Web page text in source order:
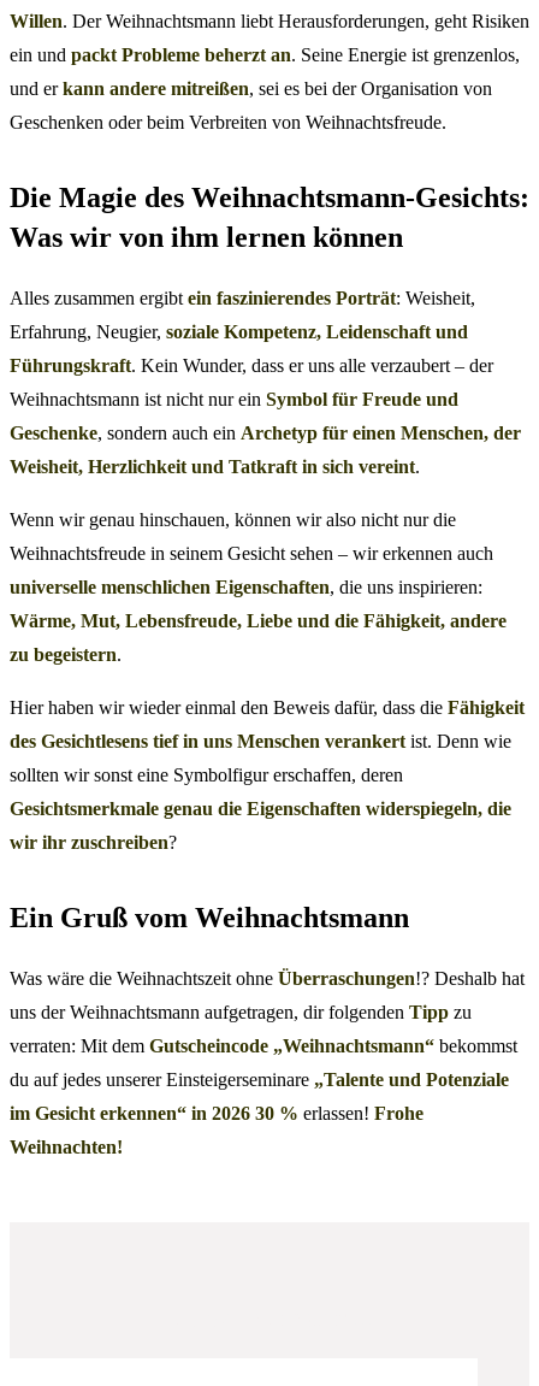
Willen. Der Weihnachtsmann liebt Herausforderungen, geht Risiken
ein und packt Probleme beherzt an. Seine Energie ist grenzenlos,
und erkann andere mitreißen, sei es bei der Organisation von
Geschenken oder beim Verbreiten von Weihnachtsfreude.
Die Magie des Weihnachtsmann-Gesichts:
Was wir von ihm lernen können
Alles zusammen ergibt ein faszinierendes Porträt: Weisheit,
Erfahrung, Neugier, soziale Kompetenz, Leidenschaft und
Führungskraft. Kein Wunder, dass er uns alle verzaubert – der
Weihnachtsmann ist nicht nur ein Symbol für Freude und
Geschenke, sondern auch ein Archetyp für einen Menschen, der
Weisheit, Herzlichkeit und Tatkraft in sich vereint.
Wenn wir genau hinschauen, können wir also nicht nur die
Weihnachtsfreude in seinem Gesicht sehen – wir erkennen auch
universelle menschlichen Eigenschaften, die uns inspirieren:
Wärme, Mut, Lebensfreude, Liebe und die Fähigkeit, andere
zu begeistern.
Hier haben wir wieder einmal den Beweis dafür, dass die Fähigkeit
des Gesichtlesens tief in uns Menschen verankert ist. Denn wie
sollten wir sonst eine Symbolfigur erschaffen, deren
Gesichtsmerkmale genau die Eigenschaften widerspiegeln, die
wir ihr zuschreiben?
Ein Gruß vom Weihnachtsmann
Was wäre die Weihnachtszeit ohne Überraschungen!? Deshalb hat
uns der Weihnachtsmann aufgetragen, dir folgenden Tipp zu
verraten: Mit dem Gutscheincode „Weihnachtsmann“ bekommst
du auf jedes unserer Einsteigerseminare „Talente und Potenziale
im Gesicht erkennen“ in 2026 30 % erlassen! Frohe
Weihnachten!